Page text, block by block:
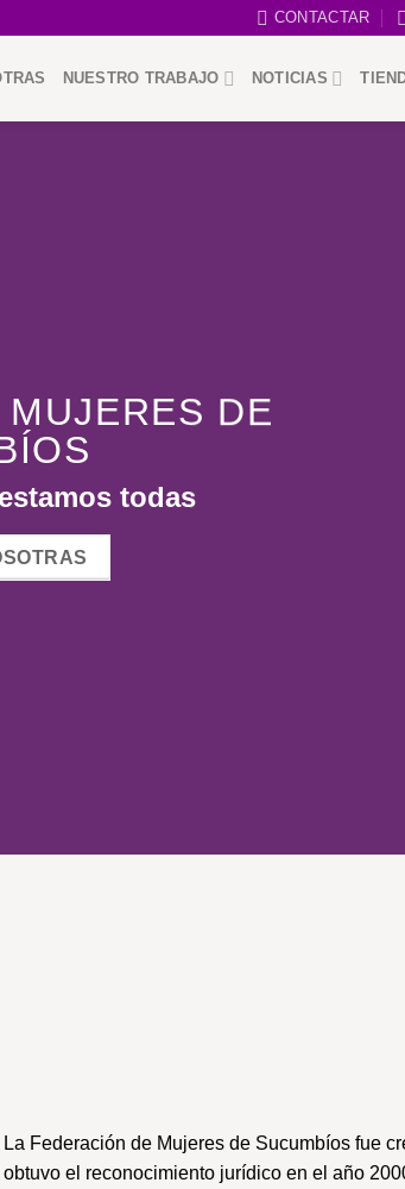
CONTACTAR
NUESTRO TRABAJO NOTICIAS
DE
todas
La Federación de Mujeres de Sucumbíos fue
obtuvo el reconocimiento jurídico en el año